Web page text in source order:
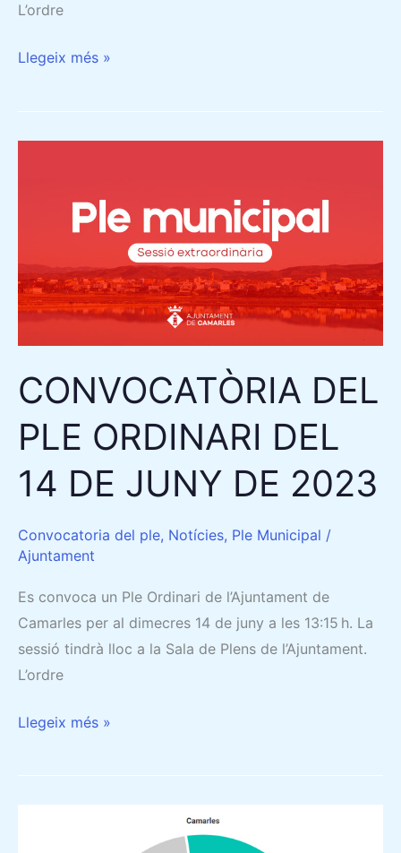
L’ordre
Llegeix més »
CONVOCATÒRIA DEL
PLE ORDINARI DEL
14 DE JUNY DE 2023
Convocatoria del ple, Notícies, Ple Municipal /
Ajuntament
Es convoca un Ple Ordinari de l’Ajuntament de
Camarles per al dimecres 14 de juny a les 13:15 h. La
sessió tindrà lloc a la Sala de Plens de l’Ajuntament.
L’ordre
ORDINARI
14
DE
2023
Llegeix més »